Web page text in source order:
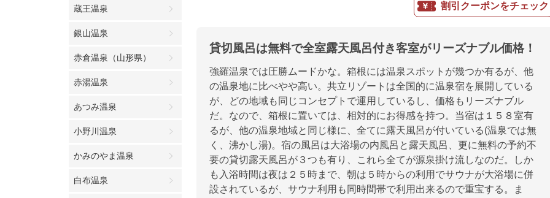
蔵王温泉
銀山温泉
赤倉温泉（山形県）
赤湯温泉
あつみ温泉
小野川温泉
かみのやま温泉
白布温泉
割引クーポンをチェック
貸切風呂は無料で全室露天風呂付き客室がリーズナブル価格！
強羅温泉では圧勝ムードかな。箱根には温泉スポットが幾つか有るが、他
の温泉地に比べやや高い。共立リゾートは全国的に温泉宿を展開している
が、どの地域も同じコンセプトで運用しているし、価格もリーズナブル
だ。なので、箱根に置いては、相対的にお得感を持つ。当宿は１５８室有
るが、他の温泉地域と同じ様に、全てに露天風呂が付いている(温泉では無
く、沸かし湯)。宿の風呂は大浴場の内風呂と露天風呂、更に無料の予約不
要の貸切露天風呂が３つも有り、これら全てが源泉掛け流しなのだ。しか
も入浴時間は夜は２５時まで、朝は５時からの利用でサウナが大浴場に併
設されているが、サウナ利用も同時間帯で利用出来るので重宝する。ま